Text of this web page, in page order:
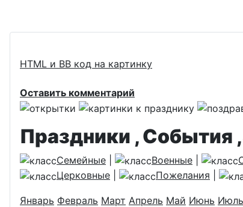
HTML и BB код на картинку
Оставить комментарий
Праздники , События
Семейные Военные
Церковные
Пожелания
Январь Февраль Март Апрель Май Июнь Июль